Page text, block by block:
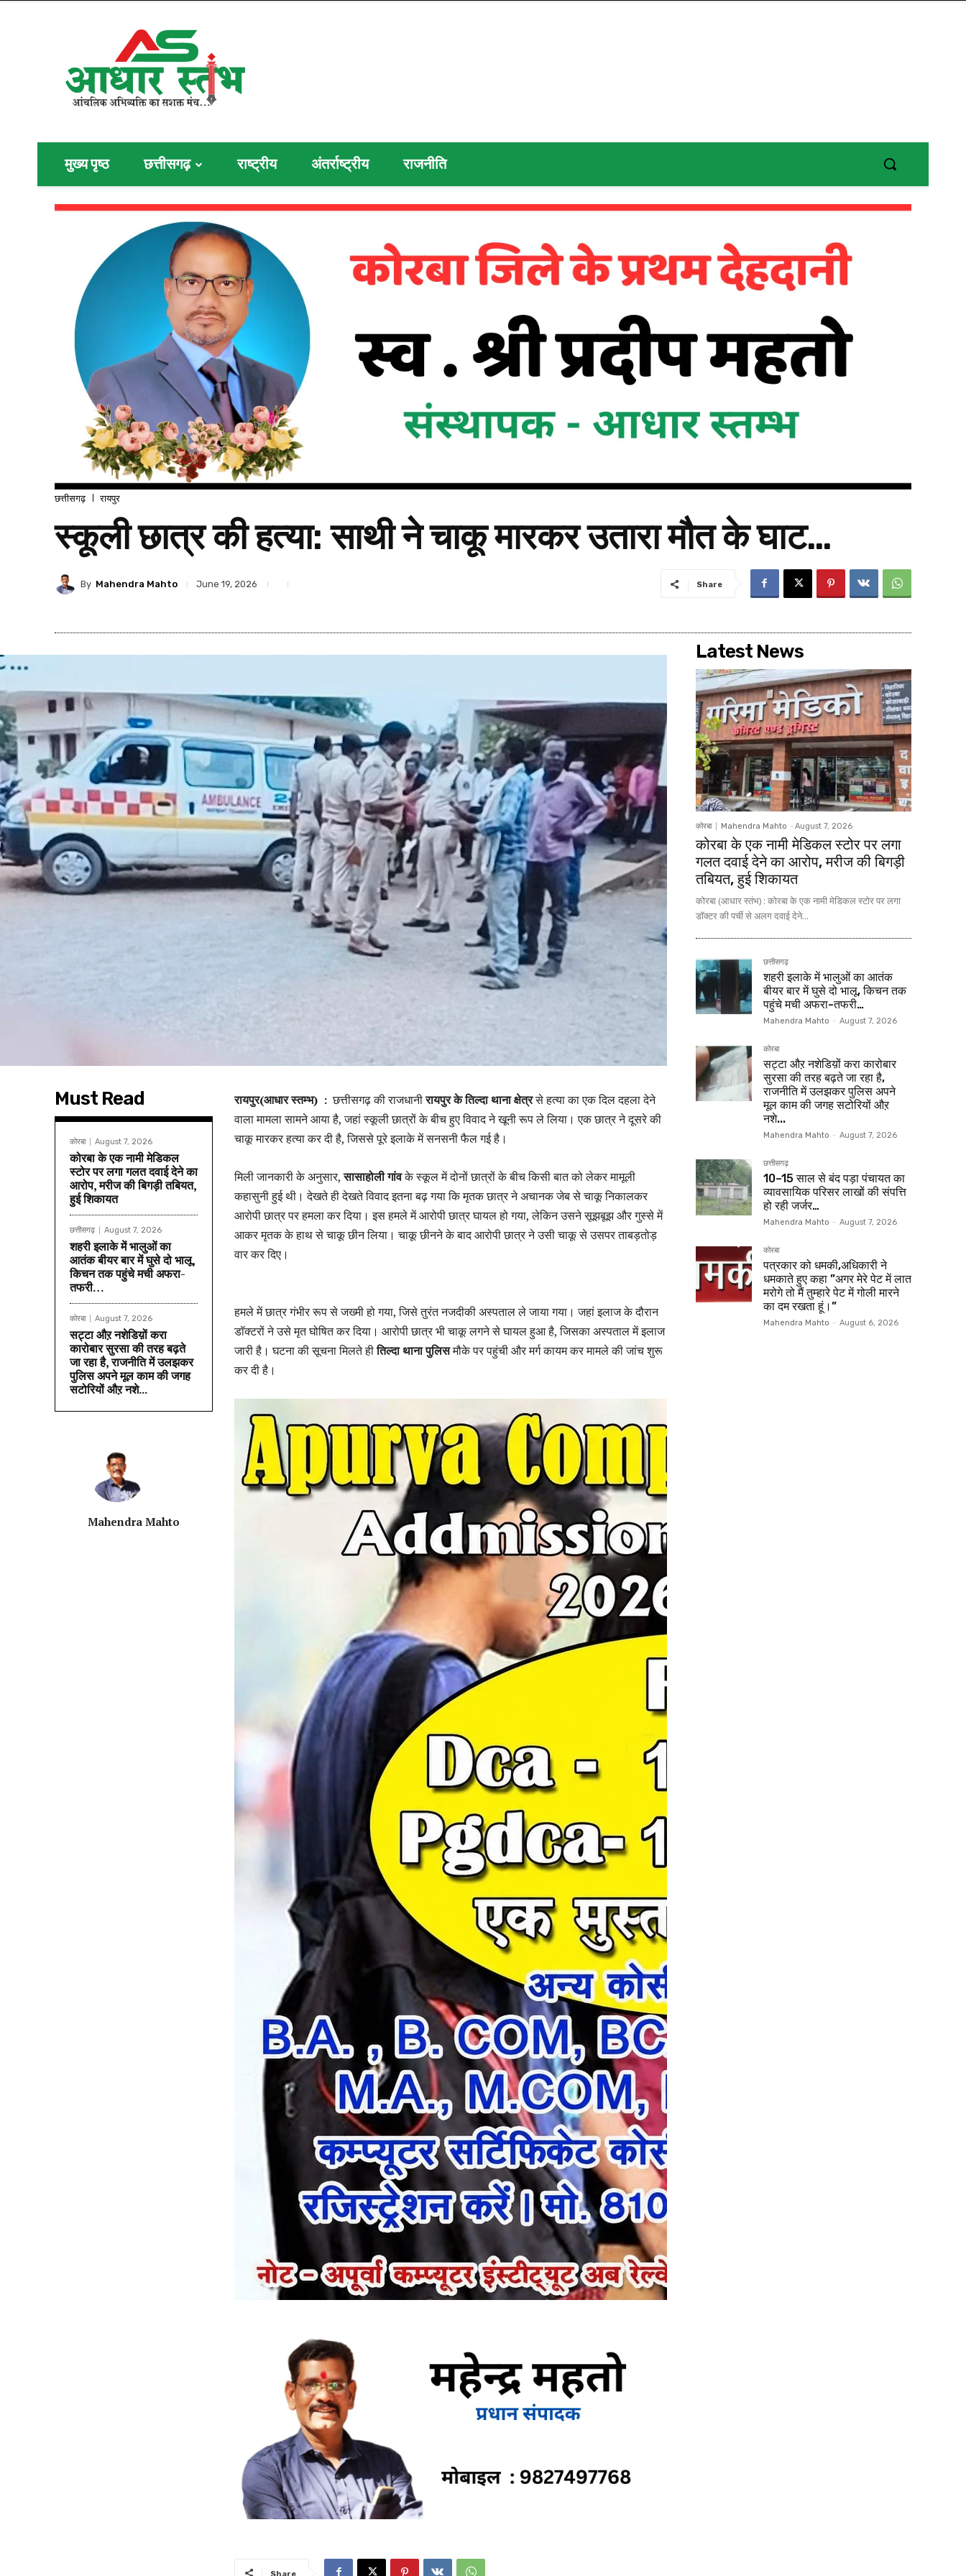
मुख्य पृष्ठ छत्तीसगढ़ राष्ट्रीय अंतर्राष्ट्रीय राजनीति
छत्तीसगढ़ रायपुर
स्कूली छात्र की हत्या: साथी ने चाकू मारकर उतारा मौत के घाट…
By Mahendra Mahto June 19, 2026 Share
Must Read
कोरबा August 7, 2026
कोरबा के एक नामी मेडिकल
स्टोर पर लगा गलत दवाई देने का
आरोप, मरीज की बिगड़ी तबियत,
हुई शिकायत
छत्तीसगढ़ August 7, 2026
शहरी इलाके में भालुओं का
आतंक बीयर बार में घुसे दो भालू,
किचन तक पहुंचे मची अफरा-
तफरी…
कोरबा August 7, 2026
सट्टा औऱ नशेडिय़ों करा
कारोबार सुरसा की तरह बढ़ते
जा रहा है, राजनीति में उलझकर
पुलिस अपने मूल काम की जगह
सटोरियों औऱ नशे...
Mahendra Mahto
रायपुर(आधार स्तम्भ) : छत्तीसगढ़ की राजधानीरायपुर के तिल्दा थाना क्षेत्रसे हत्या का एक दिल दहला देने
वाला मामला सामने आया है, जहां स्कूली छात्रों के बीच हुए विवाद ने खूनी रूप ले लिया। एक छात्र ने दूसरे की
चाकू मारकर हत्या कर दी है, जिससे पूरे इलाके में सनसनी फैल गई है।
मिली जानकारी के अनुसार,सासाहोली गांवके स्कूल में दोनों छात्रों के बीच किसी बात को लेकर मामूली
कहासुनी हुई थी। देखते ही देखते विवाद इतना बढ़ गया कि मृतक छात्र ने अचानक जेब से चाकू निकालकर
आरोपी छात्र पर हमला कर दिया। इस हमले में आरोपी छात्र घायल हो गया, लेकिन उसने सूझबूझ और गुस्से में
आकर मृतक के हाथ से चाकू छीन लिया। चाकू छीनने के बाद आरोपी छात्र ने उसी चाकू से उसपर ताबड़तोड़
वार कर दिए।
हमले में छात्र गंभीर रूप से जख्मी हो गया, जिसे तुरंत नजदीकी अस्पताल ले जाया गया। जहां इलाज के दौरान
डॉक्टरों ने उसे मृत घोषित कर दिया। आरोपी छात्र भी चाकू लगने से घायल हुआ है, जिसका अस्पताल में इलाज
जारी है। घटना की सूचना मिलते हीतिल्दा थाना पुलिसमौके पर पहुंची और मर्ग कायम कर मामले की जांच शुरू
कर दी है।
Share
Latest News
कोरबा Mahendra Mahto - August 7, 2026
कोरबा के एक नामी मेडिकल स्टोर पर लगा
गलत दवाई देने का आरोप, मरीज की बिगड़ी
तबियत, हुई शिकायत
कोरबा (आधार स्तंभ) : कोरबा के एक नामी मेडिकल स्टोर पर लगा
डॉक्टर की पर्ची से अलग दवाई देने...
छत्तीसगढ़
शहरी इलाके में भालुओं का आतंक
बीयर बार में घुसे दो भालू, किचन तक
पहुंचे मची अफरा-तफरी…
Mahendra Mahto - August 7, 2026
कोरबा
सट्टा औऱ नशेडिय़ों करा कारोबार
सुरसा की तरह बढ़ते जा रहा है,
राजनीति में उलझकर पुलिस अपने
मूल काम की जगह सटोरियों औऱ
नशे...
Mahendra Mahto - August 7, 2026
छत्तीसगढ़
10–15 साल से बंद पड़ा पंचायत का
व्यावसायिक परिसर लाखों की संपत्ति
हो रही जर्जर…
Mahendra Mahto - August 7, 2026
कोरबा
पत्रकार को धमकी,अधिकारी ने
धमकाते हुए कहा ”अगर मेरे पेट में लात
मरोगे तो मैं तुम्हारे पेट में गोली मारने
का दम रखता हूं।”
Mahendra Mahto - August 6, 2026